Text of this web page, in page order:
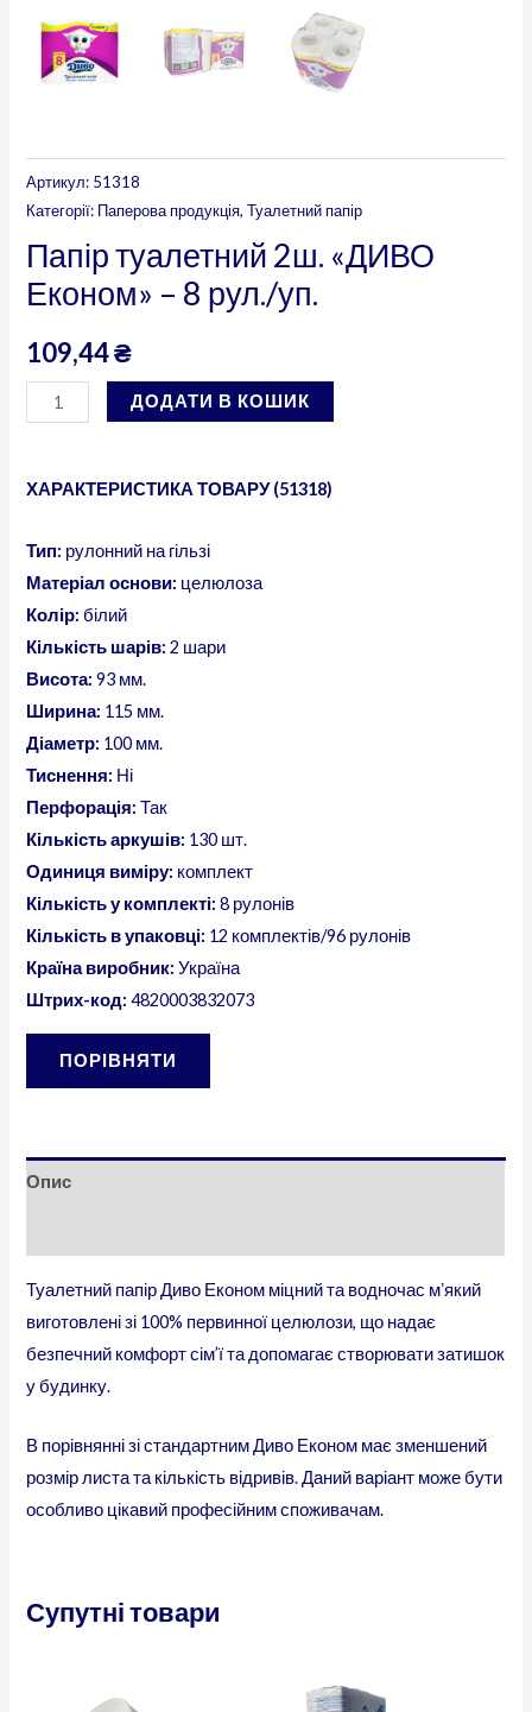
Артикул: 51318
Категорії: Паперова продукція,Туалетний папір
Папір туалетний 2ш. «ДИВО
Економ» – 8 рул./уп.
109,44₴
ДОДАТИ В КОШИК
ХАРАКТЕРИСТИКА ТОВАРУ (51318)
Тип: рулонний на гільзі
Матеріал основи: целюлоза
Колір: білий
Кількість шарів: 2 шари
Висота: 93 мм.
Ширина: 115 мм.
Діаметр: 100 мм.
Тиснення: Ні
Перфорація: Так
Кількість аркушів: 130 шт.
Одиниця виміру: комплект
Кількість у комплекті: 8 рулонів
Кількість в упаковці: 12 комплектів/96 рулонів
Країна виробник: Україна
Штрих-код: 4820003832073
ПОРІВНЯТИ
Опис
Туалетний папір Диво Економ міцний та водночас мʼякий
виготовлені зі 100% первинної целюлози, що надає
безпечний комфорт сім’ї та допомагає створювати затишок
у будинку.
В порівнянні зі стандартним Диво Економ має зменшений
розмір листа та кількість відривів. Даний варіант може бути
особливо цікавий професійним споживачам.
Супутні товари